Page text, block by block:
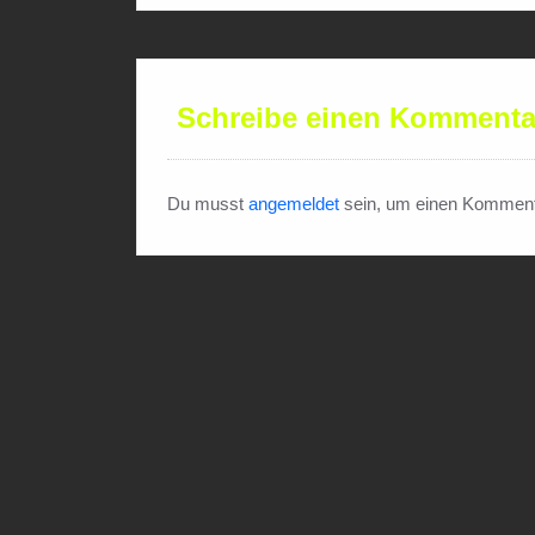
Schreibe einen
Du musst angemeldet sein, um einen